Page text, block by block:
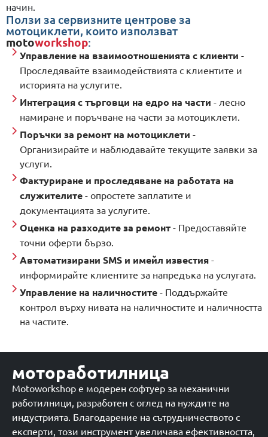
начин.
Ползи за сервизните центрове за
мотоциклети, които използват
motoworkshop:
Управление на взаимоотношенията с клиенти -
Проследявайте взаимодействията с клиентите и
историята на услугите.
Интеграция с търговци на едро на части - лесно
намиране и поръчване на части за мотоциклети.
Поръчки за ремонт на мотоциклети -
Организирайте и наблюдавайте текущите заявки за
услуги.
Фактуриране и проследяване на работата на
служителите- опростете заплатите и
документацията за услугите.
Оценка на разходите за ремонт- Предоставяйте
точни оферти бързо.
Автоматизирани SMS и имейл известия-
информирайте клиентите за напредъка на услугата.
Управление на наличностите- Поддържайте
контрол върху нивата на наличностите и наличността
на частите.
мотоработилница
Motoworkshop е модерен софтуер за механични
работилници, разработен с оглед на нуждите на
индустрията. Благодарение на сътрудничеството с
експерти, този инструмент увеличава ефективността,